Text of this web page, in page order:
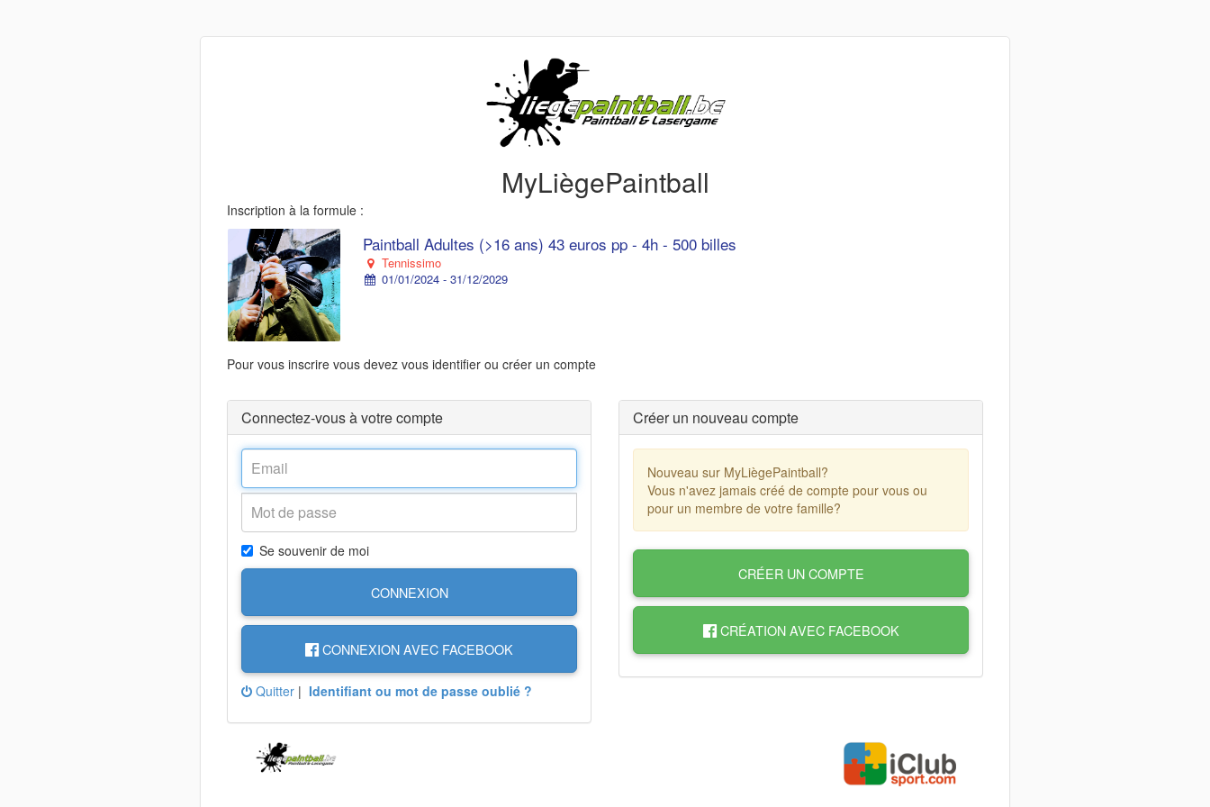
MyLiègePaintball
Inscription à la formule :
Paintball Adultes (>16 ans) 43 euros pp - 4h - 500 billes
Tennissimo
01/01/2024 - 31/12/2029
Pour vous inscrire vous devez vous identifier ou créer un compte
Connectez-vous à votre compte
Se souvenir de moi
CONNEXION
CONNEXION AVEC FACEBOOK
Quitter | Identifiant ou mot de passe oublié ?
Créer un nouveau compte
Nouveau sur MyLiègePaintball?
Vous n'avez jamais créé de compte pour vous ou
pour un membre de votre famille?
CRÉER UN COMPTE
CRÉATION AVEC FACEBOOK